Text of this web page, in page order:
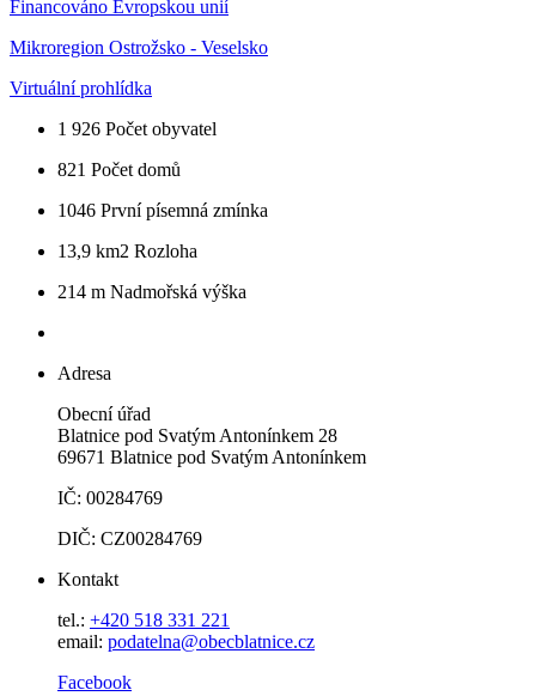
Financováno Evropskou unií
Mikroregion Ostrožsko - Veselsko
Virtuální prohlídka
1 926 Počet obyvatel
821 Počet domů
1046 První písemná zmínka
13,9 km2 Rozloha
214 m Nadmořská výška
Adresa
Obecní úřad
Blatnice pod Svatým Antonínkem 28
69671 Blatnice pod Svatým Antonínkem
IČ: 00284769
DIČ: CZ00284769
Kontakt
tel.: +420 518 331 221
email: podatelna@obecblatnice.cz
Facebook